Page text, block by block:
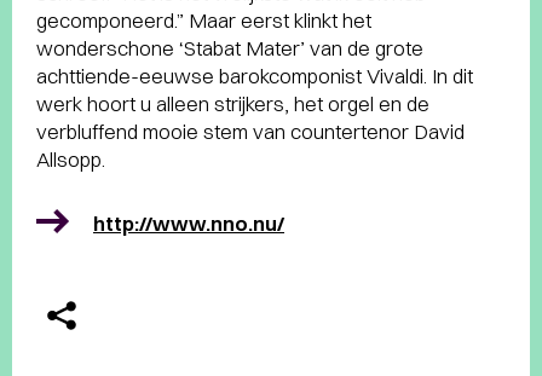
gecomponeerd.” Maar eerst klinkt het
wonderschone ‘Stabat Mater’ van de grote
achttiende-eeuwse barokcomponist Vivaldi. In dit
werk hoort u alleen strijkers, het orgel en de
verbluffend mooie stem van countertenor David
Allsopp.
http://www.nno.nu/